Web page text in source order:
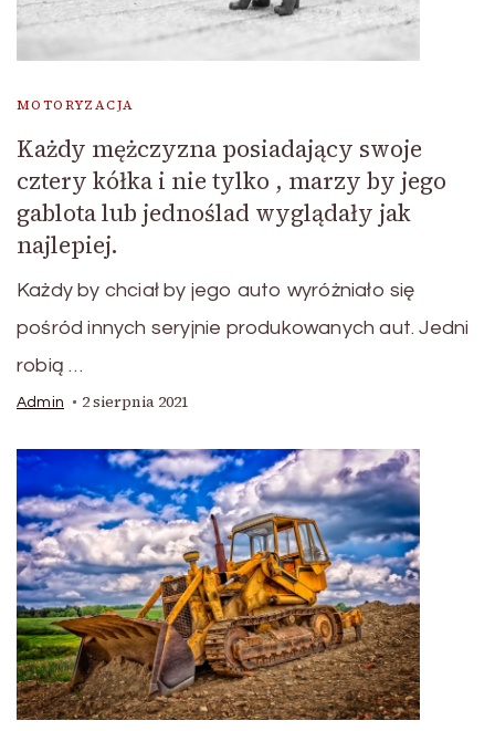
MOTORYZACJA
Każdy mężczyzna posiadający swoje
cztery kółka i nie tylko , marzy by jego
gablota lub jednoślad wyglądały jak
najlepiej.
Każdy by chciał by jego auto wyróżniało się
pośród innych seryjnie produkowanych aut. Jedni
robią …
Admin 2 sierpnia 2021